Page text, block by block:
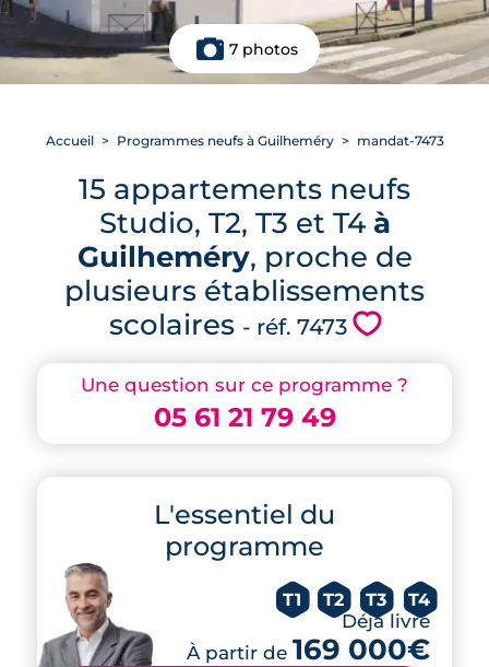
7 photos
Une question sur ce programme ?
05 61 21 79 49
L'essentiel du
programme
T1 T2 T3 T4
Déjà livré
À partir de 169 000€
Accueil Programmes neufs à Guilheméry mandat-7473
15 appartements neufs
Studio, T2, T3 et T4 à
Guilheméry, proche de
plusieurs établissements
scolaires - réf. 7473 💗